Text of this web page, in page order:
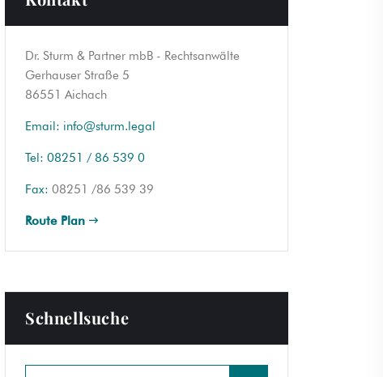
Dr. Sturm & Partner mbB - Rechtsanwälte
Gerhauser Straße 5
86551 Aichach
Email: info@sturm.legal
Tel: 08251 / 86 539 0
Fax: 08251 /86 539 39
Route Plan
Schnellsuche